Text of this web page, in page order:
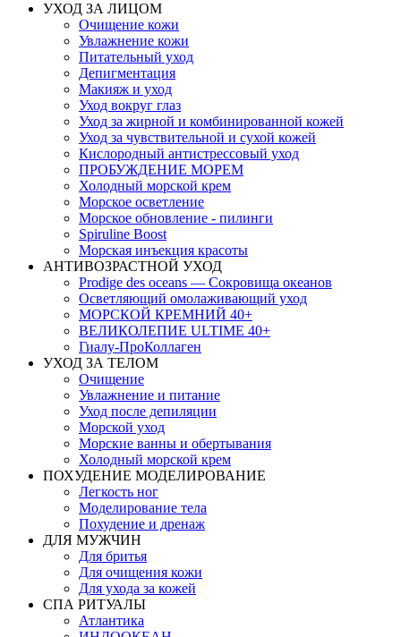
УХОД ЗА ЛИЦОМ
Очищение кожи
Увлажнение кожи
Питательный уход
Депигментация
Макияж и уход
Уход вокруг глаз
Уход за жирной и комбинированной кожей
Уход за чувствительной и сухой кожей
Кислородный антистрессовый уход
ПРОБУЖДЕНИЕ МОРЕМ
Холодный морской крем
Морское осветление
Морское обновление - пилинги
Spiruline Boost
Морская инъекция красоты
АНТИВОЗРАСТНОЙ УХОД
Prodige des oceans — Сокровища океанов
Осветляющий омолаживающий уход
МОРСКОЙ КРЕМНИЙ 40+
ВЕЛИКОЛЕПИЕ ULTIME 40+
Гиалу-ПроКоллаген
УХОД ЗА ТЕЛОМ
Очищение
Увлажнение и питание
Уход после депиляции
Морской уход
Морские ванны и обертывания
Холодный морской крем
ПОХУДЕНИЕ МОДЕЛИРОВАНИЕ
Легкость ног
Моделирование тела
Похудение и дренаж
ДЛЯ МУЖЧИН
Для бритья
Для очищения кожи
Для ухода за кожей
СПА РИТУАЛЫ
Атлантика